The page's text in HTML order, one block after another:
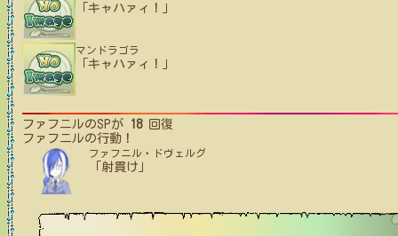
「キャハァィ！」
マンドラゴラ
「キャハァィ！」
ファフニルのSPが 18回復
ファフニルの行動！
ファフニル・ドヴェルグ
「射貫け」